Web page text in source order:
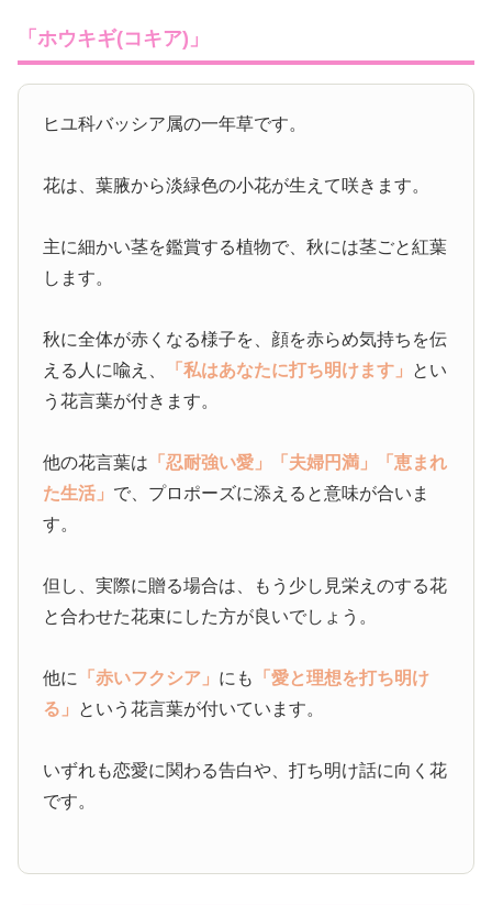
「ホウキギ(コキア)」
ヒユ科バッシア属の一年草です。
花は、葉腋から淡緑色の小花が生えて咲きます。
主に細かい茎を鑑賞する植物で、秋には茎ごと紅葉
します。
秋に全体が赤くなる様子を、顔を赤らめ気持ちを伝
える人に喩え、
「私はあなたに打ち明けます」 とい
う花言葉が付きます。
他の花言葉は 「忍耐強い愛」 「夫婦円満」
「恵まれ
た生活」 で、プロポーズに添えると意味が合いま
す。
但し、実際に贈る場合は、もう少し見栄えのする花
と合わせた花束にした方が良いでしょう。
他に 「赤いフクシア」 にも
「愛と理想を打ち明け
る」 という花言葉が付いています。
いずれも恋愛に関わる告白や、打ち明け話に向く花
です。